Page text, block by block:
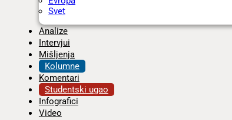
Svet
Analize
Intervjui
Mišljenja
Kolumne
Komentari
Studentski ugao
Infografici
Video